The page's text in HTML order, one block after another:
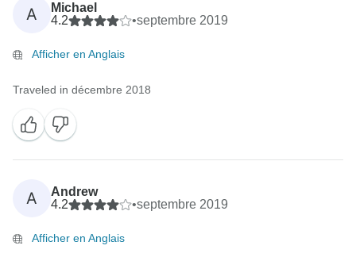
A
Michael
4.2
•septembre 2019
Afficher en Anglais
Traveled in décembre 2018
A
Andrew
4.2
•septembre 2019
Afficher en Anglais